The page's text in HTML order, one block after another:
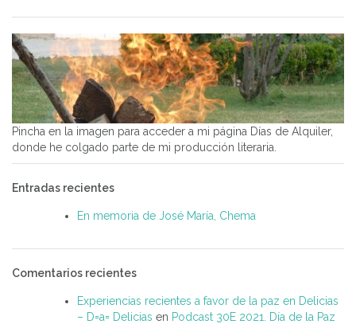
Pincha en la imagen para acceder a mi página Días de Alquiler,
donde he colgado parte de mi producción literaria.
Entradas recientes
En memoria de José María, Chema
Comentarios recientes
Experiencias recientes a favor de la paz en Delicias
– D=a= Delicias en Podcast 30E 2021. Día de la Paz